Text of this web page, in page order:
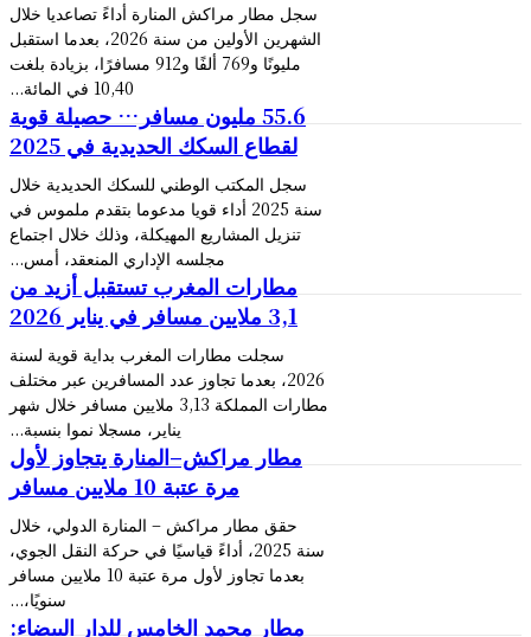
سجل مطار مراكش المنارة أداءً تصاعديا خلال
الشهرين الأولين من سنة 2026، بعدما استقبل
مليونًا و769 ألفًا و912 مسافرًا، بزيادة بلغت
10,40 في المائة...
55.6 مليون مسافر… حصيلة قوية
لقطاع السكك الحديدية في 2025
سجل المكتب الوطني للسكك الحديدية خلال
سنة 2025 أداء قويا مدعوما بتقدم ملموس في
تنزيل المشاريع المهيكلة، وذلك خلال اجتماع
مجلسه الإداري المنعقد، أمس...
مطارات المغرب تستقبل أزيد من
3,1 ملايين مسافر في يناير 2026
سجلت مطارات المغرب بداية قوية لسنة
2026، بعدما تجاوز عدد المسافرين عبر مختلف
مطارات المملكة 3,13 ملايين مسافر خلال شهر
يناير، مسجلا نموا بنسبة...
مطار مراكش–المنارة يتجاوز لأول
مرة عتبة 10 ملايين مسافر
حقق مطار مراكش – المنارة الدولي، خلال
سنة 2025، أداءً قياسيًا في حركة النقل الجوي،
بعدما تجاوز لأول مرة عتبة 10 ملايين مسافر
سنويًا،...
مطار محمد الخامس للدار البيضاء: